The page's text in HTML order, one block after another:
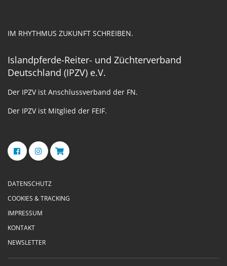
IM RHYTHMUS ZUKUNFT SCHREIBEN.
Islandpferde-Reiter- und Züchterverband
Deutschland (IPZV) e.V.
Der IPZV ist Anschlussverband der FN.
Der IPZV ist Mitglied der FEIF.
DATENSCHUTZ
COOKIES & TRACKING
IMPRESSUM
KONTAKT
NEWSLETTER